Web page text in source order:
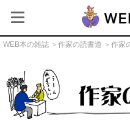
WEB本の雑誌 ＞ 作家の読書道 ＞作家